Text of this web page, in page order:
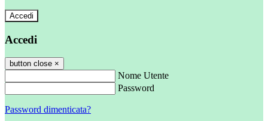
Accedi
Accedi
button close ×
Nome Utente
Password
Password dimenticata?